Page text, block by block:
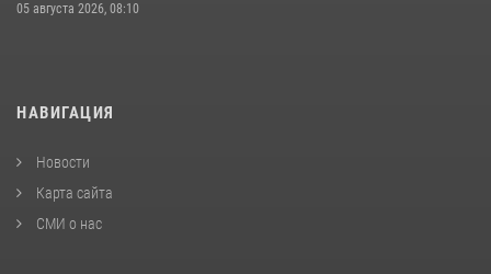
05 августа 2026, 08:10
НАВИГАЦИЯ
Новости
Карта сайта
СМИ о нас